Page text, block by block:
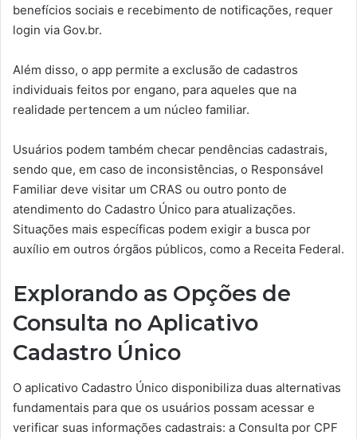
benefícios sociais e recebimento de notificações, requer
login via Gov.br.
Além disso, o app permite a exclusão de cadastros
individuais feitos por engano, para aqueles que na
realidade pertencem a um núcleo familiar.
Usuários podem também checar pendências cadastrais,
sendo que, em caso de inconsistências, o Responsável
Familiar deve visitar um CRAS ou outro ponto de
atendimento do Cadastro Único para atualizações.
Situações mais específicas podem exigir a busca por
auxílio em outros órgãos públicos, como a Receita Federal.
Explorando as Opções de
Consulta no Aplicativo
Cadastro Único
O aplicativo Cadastro Único disponibiliza duas alternativas
fundamentais para que os usuários possam acessar e
verificar suas informações cadastrais: a Consulta por CPF